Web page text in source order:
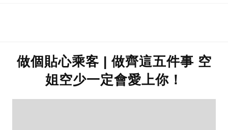
做個貼心乘客 | 做齊這五件事 空
姐空少一定會愛上你！